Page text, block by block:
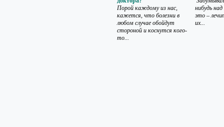
Порой каждому из нас,
кажется, что болезни в
любом случае обойдут
стороной и коснутся кого-
то...
нибудь
это –
их...